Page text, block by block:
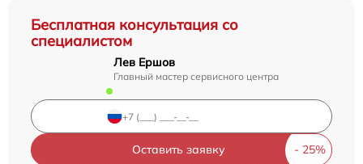
Бесплатная консультация со
специалистом
Лев Ершов
Главный мастер сервисного центра
Оставить заявку